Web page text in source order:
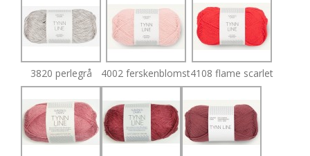
3820 perlegrå 4002 ferskenblomst4108 flame scarlet